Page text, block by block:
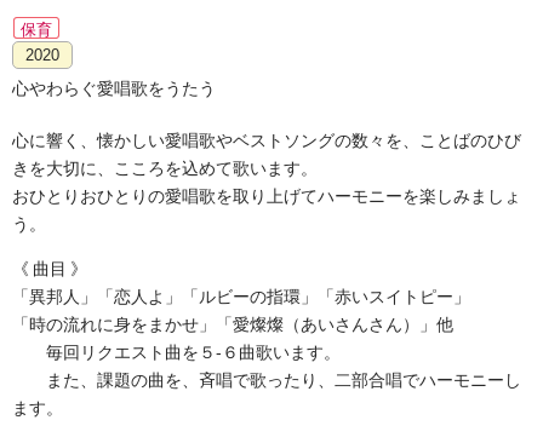
保育
2020
心やわらぐ愛唱歌をうたう
心に響く、懐かしい愛唱歌やベストソングの数々を、ことばのひび
きを大切に、こころを込めて歌います。
おひとりおひとりの愛唱歌を取り上げてハーモニーを楽しみましょ
う。
曲目
「異邦人」「恋人よ」「ルビーの指環」「赤いスイトピー」
「時の流れに身をまかせ」「愛燦燦（あいさんさん）」他
毎回リクエスト曲を５-６曲歌います。
また、課題の曲を、斉唱で歌ったり、二部合唱でハーモニーし
ます。